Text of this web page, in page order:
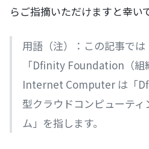
らご指摘いただけますと幸いで
用語（注）：この記事で
「Dfinity Foundation（組
Internet Computer は「
型クラウドコンピューテ
ム」を指します。